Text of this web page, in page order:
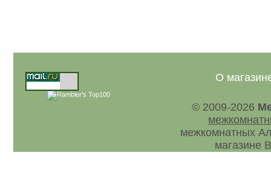
О
© 2009-2026
межкомнатных
магазине